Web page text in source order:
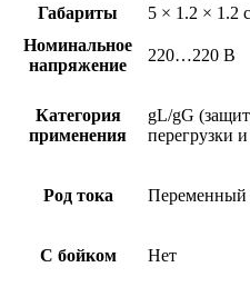
Габариты
5 × 1.2 × 1.2
Номинальное
напряжение
220…220 В
Категория
применения
gL/gG
перегрузки
Род тока Переменный
С бойком Нет